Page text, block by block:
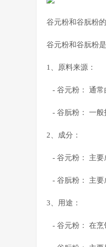
谷元粉和谷朊粉
谷元粉和谷朊粉
1、原料来源：
- 谷元粉： 通常
- 谷朊粉： 一般
2、成分：
- 谷元粉： 主要
- 谷朊粉： 主要
3、用途：
- 谷元粉： 在烹